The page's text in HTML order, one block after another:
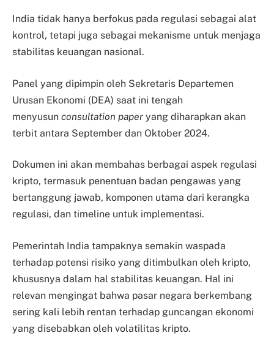
India tidak hanya berfokus pada regulasi sebagai alat
kontrol, tetapi juga sebagai mekanisme untuk menjaga
stabilitas keuangan nasional.
Panel yang dipimpin oleh Sekretaris Departemen
Urusan Ekonomi (DEA) saat ini tengah
menyusun consultation paper yang diharapkan akan
terbit antara September dan Oktober 2024.
Dokumen ini akan membahas berbagai aspek regulasi
kripto, termasuk penentuan badan pengawas yang
bertanggung jawab, komponen utama dari kerangka
regulasi, dan timeline untuk implementasi.
Pemerintah India tampaknya semakin waspada
terhadap potensi risiko yang ditimbulkan oleh kripto,
khususnya dalam hal stabilitas keuangan. Hal ini
relevan mengingat bahwa pasar negara berkembang
sering kali lebih rentan terhadap guncangan ekonomi
yang disebabkan oleh volatilitas kripto.